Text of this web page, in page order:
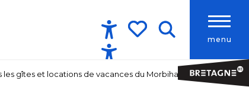
menu
Accessibilité
les gîtes et locations de vacances du Morbihan